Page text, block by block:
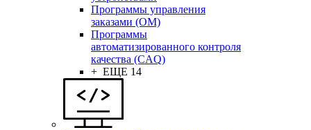
Программы управления
заказами (OM)
Программы
автоматизированного контроля
качества (CAQ)
+ ЕЩЕ 14